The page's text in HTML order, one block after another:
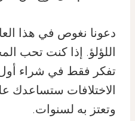
دعونا نغوص في هذا
اللؤلؤ. إذا كنت تحب
تفكر فقط في شراء
الاختلافات ستساعدك
وتعتز به لسنوات.